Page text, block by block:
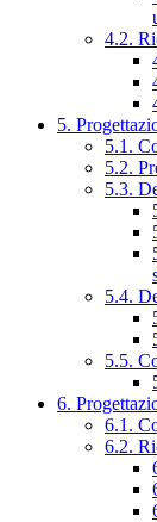
4.2.
5.
5.1.
5.2.
5.3.
5.4.
5.5.
6.
6.1.
6.2.